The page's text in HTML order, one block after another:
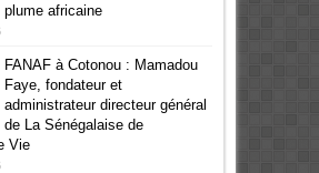
plume africaine
FANAF à Cotonou : Mamadou
Faye, fondateur et
administrateur directeur général
de La Sénégalaise de
Vie